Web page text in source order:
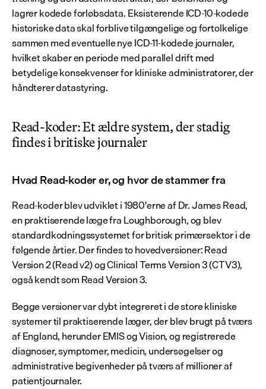
lagrer kodede forløbsdata. Eksisterende ICD-10-kodede
historiske data skal forblive tilgængelige og fortolkelige
sammen med eventuelle nye ICD-11-kodede journaler,
hvilket skaber en periode med parallel drift med
betydelige konsekvenser for kliniske administratorer, der
håndterer datastyring.
Read-koder: Et ældre system, der stadig
findes i britiske journaler
Hvad Read-koder er, og hvor de stammer fra
Read-koder blev udviklet i 1980'erne af Dr. James Read,
en praktiserende læge fra Loughborough, og blev
standardkodningssystemet for britisk primærsektor i de
følgende årtier. Der findes to hovedversioner: Read
Version 2 (Read v2) og Clinical Terms Version 3 (CTV3),
også kendt som Read Version 3.
Begge versioner var dybt integreret i de store kliniske
systemer til praktiserende læger, der blev brugt på tværs
af England, herunder EMIS og Vision, og registrerede
diagnoser, symptomer, medicin, undersøgelser og
administrative begivenheder på tværs af millioner af
patientjournaler.